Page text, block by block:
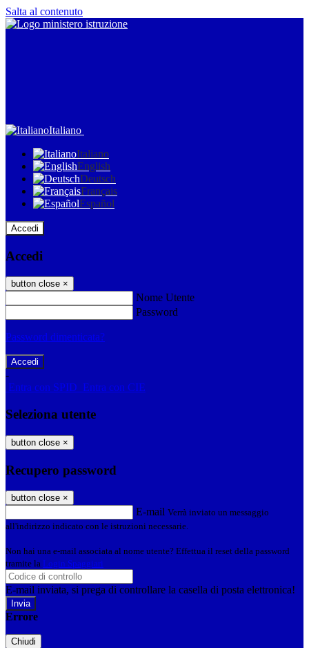
Salta al contenuto
Italiano
Italiano
English
Deutsch
Français
Español
Accedi
Accedi
button close ×
Nome Utente
Password
Password dimenticata?
-
Entra con SPID Entra con CIE
Seleziona utente
button close ×
Recupero password
button close ×
E-mail Verrà inviato un messaggio
all'indirizzo indicato con le istruzioni necessarie.
Non hai una e-mail associata al nome utente? Effettua il reset della password
tramite la Login Spaggiari
E-mail inviata, si prega di controllare la casella di posta elettronica!
Errore
Chiudi